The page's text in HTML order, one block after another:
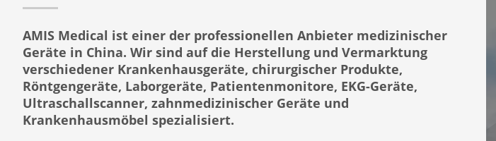
AMIS Medical ist einer der professionellen Anbieter medizinischer
Geräte in China. Wir sind auf die Herstellung und Vermarktung
verschiedener Krankenhausgeräte, chirurgischer Produkte,
Röntgengeräte, Laborgeräte, Patientenmonitore, EKG-Geräte,
Ultraschallscanner, zahnmedizinischer Geräte und
Krankenhausmöbel spezialisiert.